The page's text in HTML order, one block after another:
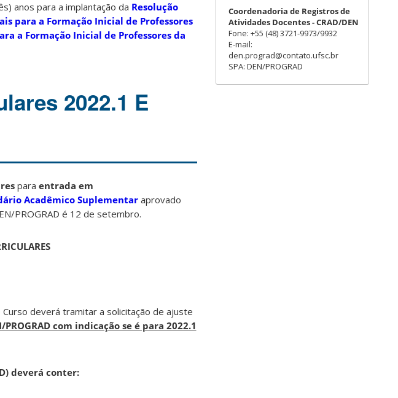
anos para a implantação da Resolução
para a Formação Inicial de Professores
a Formação Inicial de Professores da
2022.1 E
para entrada em
Acadêmico Suplementar aprovado
PROGRAD é 12 de setembro.
deverá tramitar a solicitação de ajuste
PROGRAD com indicação se é para 2022.1
deverá conter:
Coordenadoria de Registros de
Atividades Docentes - CRAD/DEN
Fone: +55 (48) 3721-9973/9932
E-mail:
den.prograd@contato.ufsc.br
SPA: DEN/PROGRAD